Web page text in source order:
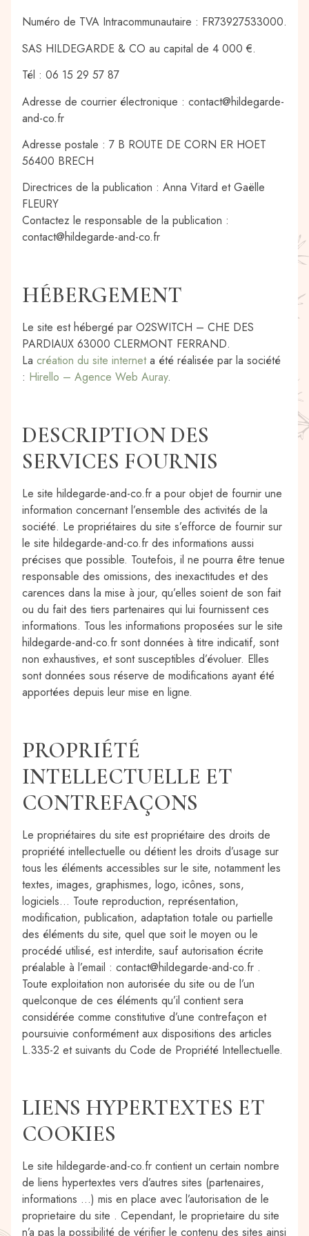
Numéro de TVA Intracommunautaire : FR73927533000.
SAS HILDEGARDE & CO au capital de 4 000 €.
Tél : 06 15 29 57 87
Adresse de courrier électronique : contact@hildegarde-
and-co.fr
Adresse postale : 7 B ROUTE DE CORN ER HOET
56400 BRECH
Directrices de la publication : Anna Vitard et Gaëlle
FLEURY
Contactez le responsable de la publication :
contact@hildegarde-and-co.fr
HÉBERGEMENT
Le site est hébergé par O2SWITCH – CHE DES
PARDIAUX 63000 CLERMONT FERRAND.
La création du site interneta été réalisée par la société
: Hirello – Agence Web Auray.
DESCRIPTION DES
SERVICES FOURNIS
Le site hildegarde-and-co.fr a pour objet de fournir une
information concernant l’ensemble des activités de la
société. Le propriétaires du site s’efforce de fournir sur
le site hildegarde-and-co.fr des informations aussi
précises que possible. Toutefois, il ne pourra être tenue
responsable des omissions, des inexactitudes et des
carences dans la mise à jour, qu’elles soient de son fait
ou du fait des tiers partenaires qui lui fournissent ces
informations. Tous les informations proposées sur le site
hildegarde-and-co.fr sont données à titre indicatif, sont
non exhaustives, et sont susceptibles d’évoluer. Elles
sont données sous réserve de modifications ayant été
apportées depuis leur mise en ligne.
PROPRIÉTÉ
INTELLECTUELLE ET
CONTREFAÇONS
Le propriétaires du site est propriétaire des droits de
propriété intellectuelle ou détient les droits d’usage sur
tous les éléments accessibles sur le site, notamment les
textes, images, graphismes, logo, icônes, sons,
logiciels… Toute reproduction, représentation,
modification, publication, adaptation totale ou partielle
des éléments du site, quel que soit le moyen ou le
procédé utilisé, est interdite, sauf autorisation écrite
préalable à l’email : contact@hildegarde-and-co.fr .
Toute exploitation non autorisée du site ou de l’un
quelconque de ces éléments qu’il contient sera
considérée comme constitutive d’une contrefaçon et
poursuivie conformément aux dispositions des articles
L.335-2 et suivants du Code de Propriété Intellectuelle.
LIENS HYPERTEXTES ET
COOKIES
Le site hildegarde-and-co.fr contient un certain nombre
de liens hypertextes vers d’autres sites (partenaires,
informations …) mis en place avec l’autorisation de le
proprietaire du site . Cependant, le proprietaire du site
n’a pas la possibilité de vérifier le contenu des sites ainsi